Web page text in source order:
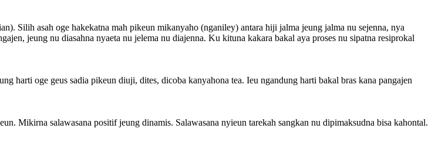
Silih asah oge hakekatna mah pikeun mikanyaho (nganiley) antara hiji jalma jeung jalma nu sejenna, nya
jeung nu diasahna nyaeta nu jelema nu diajenna. Ku kituna kakara bakal aya proses nu sipatna resiprokal
harti oge geus sadia pikeun diuji, dites, dicoba kanyahona tea. Ieu ngandung harti bakal bras kana pangajen
Mikirna salawasana positif jeung dinamis. Salawasana nyieun tarekah sangkan nu dipimaksudna bisa kahontal.